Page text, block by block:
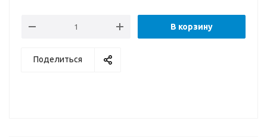
В корзину
Поделиться